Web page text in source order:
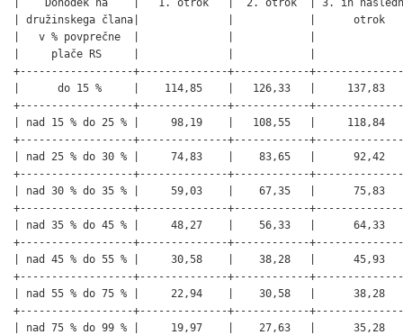
| družinskega člana|              |            |      otrok
|   v % povprečne  |              |            |
|     plače RS     |              |            |
+------------------+--------------+------------
|      do 15 %     |    114,85    |   126,33   |     137,83
+------------------+--------------+------------
| nad 15 % do 25 % |     98,19    |   108,55   |     118,84
+------------------+--------------+------------
| nad 25 % do 30 % |     74,83    |    83,65   |      92,42
+------------------+--------------+------------
| nad 30 % do 35 % |     59,03    |    67,35   |      75,83
+------------------+--------------+------------
| nad 35 % do 45 % |     48,27    |    56,33   |      64,33
+------------------+--------------+------------
| nad 45 % do 55 % |     30,58    |    38,28   |      45,93
+------------------+--------------+------------
| nad 55 % do 75 % |     22,94    |    30,58   |      38,28
+------------------+--------------+------------
| nad 75 % do 99 % |     19,97    |    27,63   |      35,28